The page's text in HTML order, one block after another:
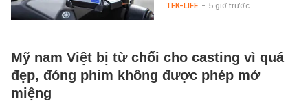
TEK-LIFE - 5 giờ trước
Mỹ nam Việt bị từ chối cho casting vì quá
đẹp, đóng phim không được phép mở
miệng